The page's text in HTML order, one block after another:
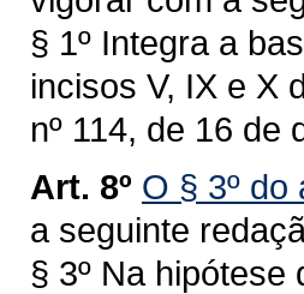
§ 1º Integra a
incisos V, IX e X
nº 114, de 16 de
Art. 8º O § 3º do
a seguinte
§ 3º Na